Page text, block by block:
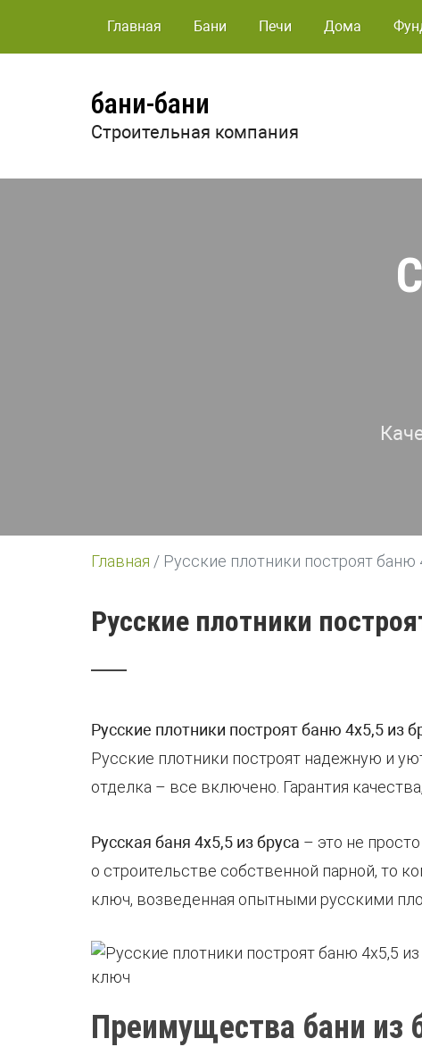
Главная Бани Печи Дома
бани-бани
Строительная компания
Главная / Русские плотники построят
Русские плотники
Русские плотники построят баню 4х5,5 из
Русские плотники построят надежную и
отделка – все включено. Гарантия
Русская баня 4х5,5 из бруса – это не
о строительстве собственной парной, то
ключ, возведенная опытными русскими
Преимущества бани из